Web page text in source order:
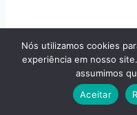
O que
Limpeza
, consultas
fazem parte da
tratamento
Nós utilizamos cookies
experiência em nosso
assumimos
Aceitar